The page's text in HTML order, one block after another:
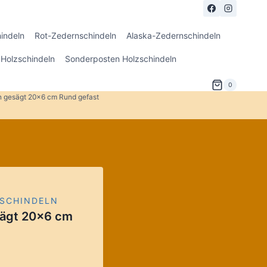
Rot-Zedernschindeln Alaska-Zedernschindeln
Sonderposten Holzschindeln
0
gesägt 20×6 cm Rund gefast
20×6 cm